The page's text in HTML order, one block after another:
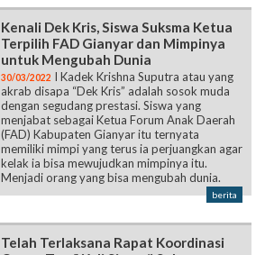
Kenali Dek Kris, Siswa Suksma Ketua
Terpilih FAD Gianyar dan Mimpinya
untuk Mengubah Dunia
30/03/2022 I Kadek Krishna Suputra atau yang
akrab disapa “Dek Kris” adalah sosok muda
dengan segudang prestasi. Siswa yang
menjabat sebagai Ketua Forum Anak Daerah
(FAD) Kabupaten Gianyar itu ternyata
memiliki mimpi yang terus ia perjuangkan agar
kelak ia bisa mewujudkan mimpinya itu.
Menjadi orang yang bisa mengubah dunia.
berita
Telah Terlaksana Rapat Koordinasi